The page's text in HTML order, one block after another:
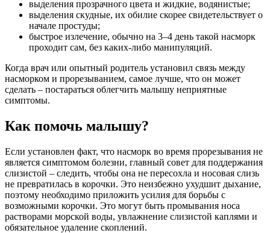
выделения прозрачного цвета и жидкие, водянистые;
выделения скудные, их обилие скорее свидетельствует о
начале простуды;
быстрое излечение, обычно на 3–4 день такой насморк
проходит сам, без каких-либо манипуляций.
Когда врач или опытный родитель установил связь между
насморком и прорезыванием, самое лучше, что он может
сделать – постараться облегчить малышу неприятные
симптомы.
Как помочь малышу?
Если установлен факт, что насморк во время прорезывания не
является симптомом болезни, главный совет для поддержания
слизистой – следить, чтобы она не пересохла и носовая слизь
не превратилась в корочки. Это неизбежно ухудшит дыхание,
поэтому необходимо приложить усилия для борьбы с
возможными корочки. Это могут быть промывания носа
растворами морской воды, увлажнение слизистой каплями и
обязательное удаление скоплений.